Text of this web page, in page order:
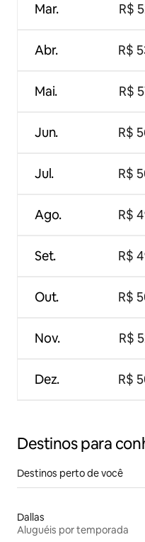
Mar.
Abr.
Mai.
Jun.
Jul.
Ago.
Set.
Out.
Nov.
Dez.
R$
R$
R$
R$
R$
R$
R$
R$
R$
R$
Destinos para
Destinos perto de você
Dallas
Aluguéis por temporada